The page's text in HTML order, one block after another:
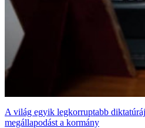
A világ egyik legkorruptabb
megállapodást a kormány